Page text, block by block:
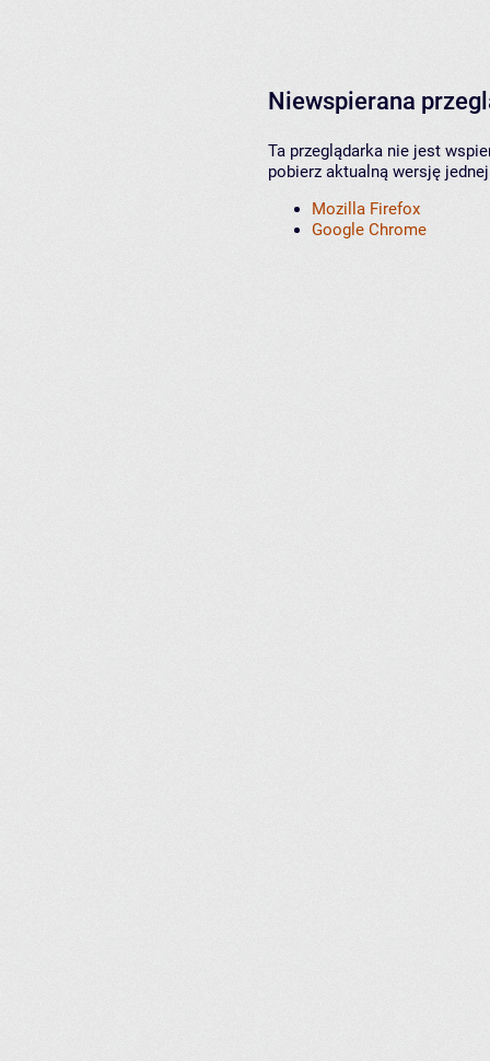
Niewspierana
Ta przeglądarka nie jest
pobierz aktualną wersję
Mozilla Firefox
Google Chrome